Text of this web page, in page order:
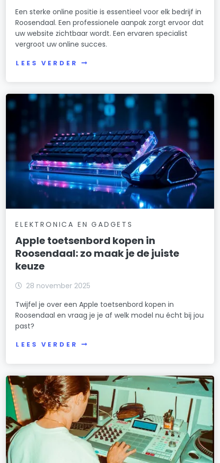
Een sterke online positie is essentieel voor elk bedrijf in
Roosendaal. Een professionele aanpak zorgt ervoor dat
uw website zichtbaar wordt. Een ervaren specialist
vergroot uw online succes.
LEES VERDER
ELEKTRONICA EN GADGETS
Apple toetsenbord kopen in
Roosendaal: zo maak je de juiste
keuze
28 november 2025
Twijfel je over een Apple toetsenbord kopen in
Roosendaal en vraag je je af welk model nu écht bij jou
past?
LEES VERDER